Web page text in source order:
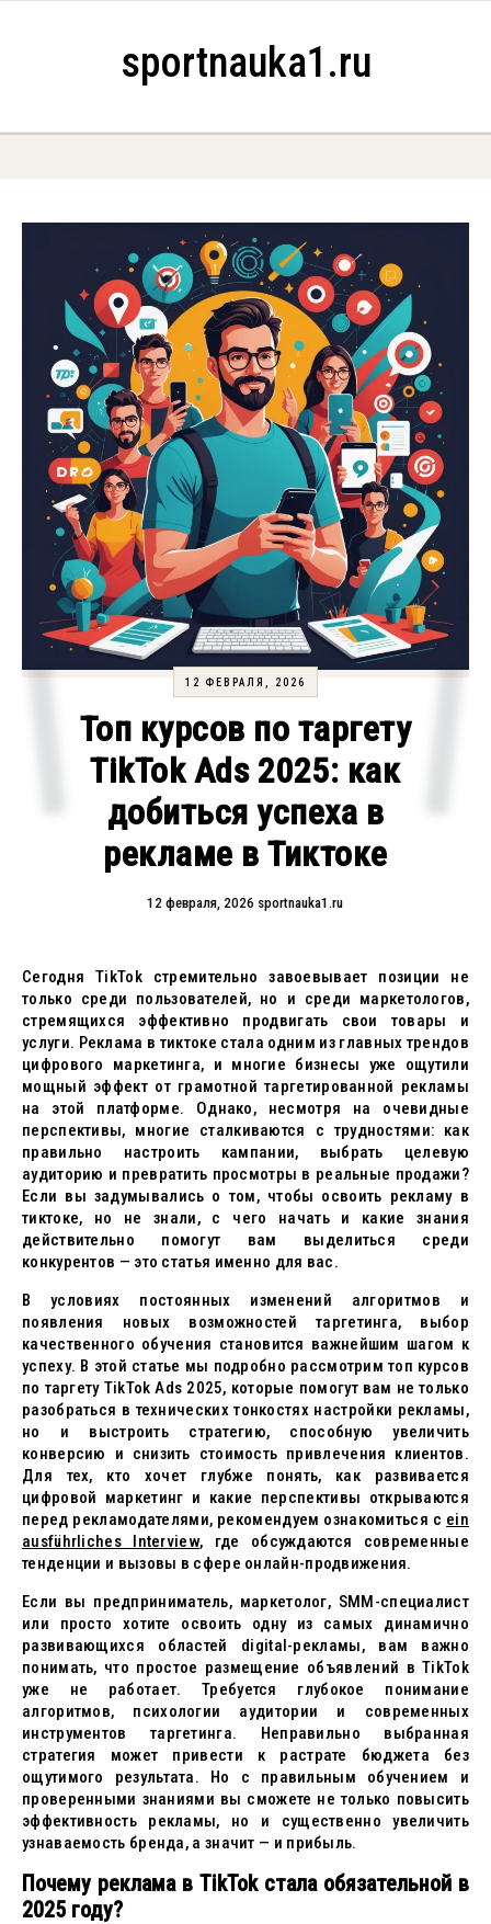
sportnauka1.ru
12 ФЕВРАЛЯ, 2026
Топ курсов по таргету
TikTok Ads 2025: как
добиться успеха в
рекламе в Тиктоке
12 февраля, 2026 sportnauka1.ru
Сегодня TikTok стремительно завоевывает позиции не
только среди пользователей, но и среди маркетологов,
стремящихся эффективно продвигать свои товары и
услуги. Реклама в тиктоке стала одним из главных трендов
цифрового маркетинга, и многие бизнесы уже ощутили
мощный эффект от грамотной таргетированной рекламы
на этой платформе. Однако, несмотря на очевидные
перспективы, многие сталкиваются с трудностями: как
правильно настроить кампании, выбрать целевую
аудиторию и превратить просмотры в реальные продажи?
Если вы задумывались о том, чтобы освоить рекламу в
тиктоке, но не знали, с чего начать и какие знания
действительно помогут вам выделиться среди
конкурентов — это статья именно для вас.
В условиях постоянных изменений алгоритмов и
появления новых возможностей таргетинга, выбор
качественного обучения становится важнейшим шагом к
успеху. В этой статье мы подробно рассмотрим топ курсов
по таргету TikTok Ads 2025, которые помогут вам не только
разобраться в технических тонкостях настройки рекламы,
но и выстроить стратегию, способную увеличить
конверсию и снизить стоимость привлечения клиентов.
Для тех, кто хочет глубже понять, как развивается
цифровой маркетинг и какие перспективы открываются
перед рекламодателями, рекомендуем ознакомиться с ein
ausführliches Interview, где обсуждаются современные
тенденции и вызовы в сфере онлайн-продвижения.
Если вы предприниматель, маркетолог, SMM-специалист
или просто хотите освоить одну из самых динамично
развивающихся областей digital-рекламы, вам важно
понимать, что простое размещение объявлений в TikTok
уже не работает. Требуется глубокое понимание
алгоритмов, психологии аудитории и современных
инструментов таргетинга. Неправильно выбранная
стратегия может привести к растрате бюджета без
ощутимого результата. Но с правильным обучением и
проверенными знаниями вы сможете не только повысить
эффективность рекламы, но и существенно увеличить
узнаваемость бренда, а значит — и прибыль.
Почему реклама в TikTok стала обязательной в
2025 году?